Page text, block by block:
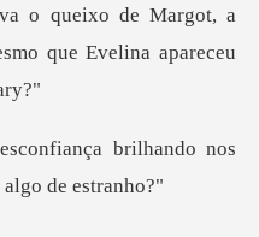
o queixo de Margot, a
iança brilhando nos